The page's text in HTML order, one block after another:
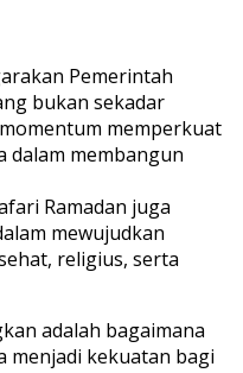
Pemerintah
bukan sekadar
memperkuat
dalam membangun
Ramadan juga
mewujudkan
religius, serta
adalah bagaimana
menjadi kekuatan bagi